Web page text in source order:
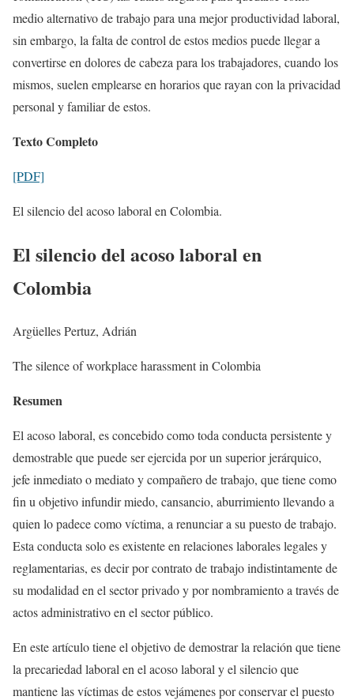
medio alternativo de trabajo para una mejor productividad laboral,
sin embargo, la falta de control de estos medios puede llegar a
convertirse en dolores de cabeza para los trabajadores, cuando los
mismos, suelen emplearse en horarios que rayan con la privacidad
personal y familiar de estos.
Texto Completo
[PDF]
El silencio del acoso laboral en Colombia.
El silencio del acoso laboral en
Colombia
Argüelles Pertuz, Adrián
The silence of workplace harassment in Colombia
Resumen
El acoso laboral, es concebido como toda conducta persistente y
demostrable que puede ser ejercida por un superior jerárquico,
jefe inmediato o mediato y compañero de trabajo, que tiene como
fin u objetivo infundir miedo, cansancio, aburrimiento llevando a
quien lo padece como víctima, a renunciar a su puesto de trabajo.
Esta conducta solo es existente en relaciones laborales legales y
reglamentarias, es decir por contrato de trabajo indistintamente de
su modalidad en el sector privado y por nombramiento a través de
actos administrativo en el sector público.
En este artículo tiene el objetivo de demostrar la relación que tiene
la precariedad laboral en el acoso laboral y el silencio que
mantiene las víctimas de estos vejámenes por conservar el puesto